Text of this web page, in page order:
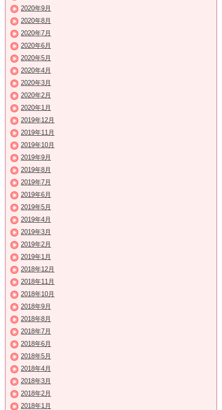
2020年9月
2020年8月
2020年7月
2020年6月
2020年5月
2020年4月
2020年3月
2020年2月
2020年1月
2019年12月
2019年11月
2019年10月
2019年9月
2019年8月
2019年7月
2019年6月
2019年5月
2019年4月
2019年3月
2019年2月
2019年1月
2018年12月
2018年11月
2018年10月
2018年9月
2018年8月
2018年7月
2018年6月
2018年5月
2018年4月
2018年3月
2018年2月
2018年1月